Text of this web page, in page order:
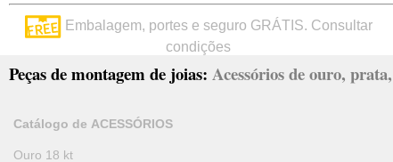
Embalagem, portes e seguro GRÁTIS. Consultar
condições
Peças de montagem de joias: Acessórios de ouro,
Catálogo de ACESSÓRIOS
Ouro 18 kt